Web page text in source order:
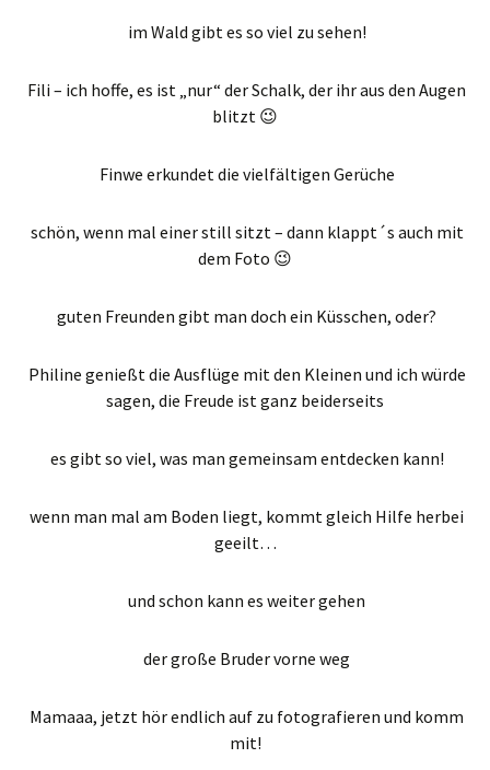
im Wald gibt es so viel zu sehen!
Fili – ich hoffe, es ist „nur“ der Schalk, der ihr aus den Augen
blitzt 😉
Finwe erkundet die vielfältigen Gerüche
schön, wenn mal einer still sitzt – dann klappt´s auch mit
dem Foto 😉
guten Freunden gibt man doch ein Küsschen, oder?
Philine genießt die Ausflüge mit den Kleinen und ich würde
sagen, die Freude ist ganz beiderseits
es gibt so viel, was man gemeinsam entdecken kann!
wenn man mal am Boden liegt, kommt gleich Hilfe herbei
geeilt…
und schon kann es weiter gehen
der große Bruder vorne weg
Mamaaa, jetzt hör endlich auf zu fotografieren und komm
mit!